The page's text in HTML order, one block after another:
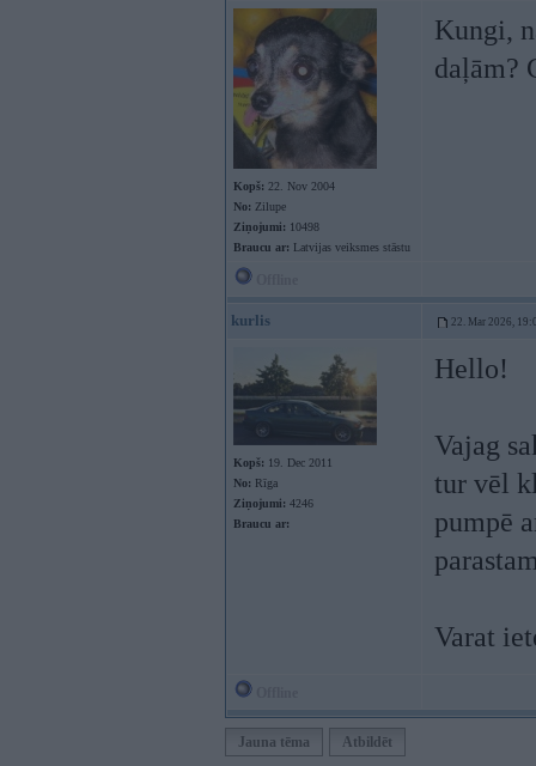
Kopš: 22. Nov 2004
No: Zilupe
Ziņojumi: 10498
Braucu ar: Latvijas veiksmes stāstu
Kungi,
daļām?
kurlis 22. Mar 2026,
Kopš: 19. Dec 2011
No: Rīga
Ziņojumi: 4246
Braucu ar:
Hello!
Vajag
tur vēl
pumpē
Varat
Jauna tēma Atbildēt